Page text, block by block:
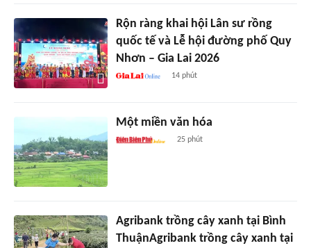
Rộn ràng khai hội Lân sư rồng
quốc tế và Lễ hội đường phố Quy
Nhơn – Gia Lai 2026
14 phút
Một miền văn hóa
25 phút
Agribank trồng cây xanh tại Bình
ThuậnAgribank trồng cây xanh tại